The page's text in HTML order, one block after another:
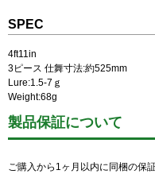
SPEC
4ft11in
3ピース 仕舞寸法:約525mm
Lure:1.5-7ｇ
Weight:68g
製品保証について
ご購入から1ヶ月以内に同梱の保